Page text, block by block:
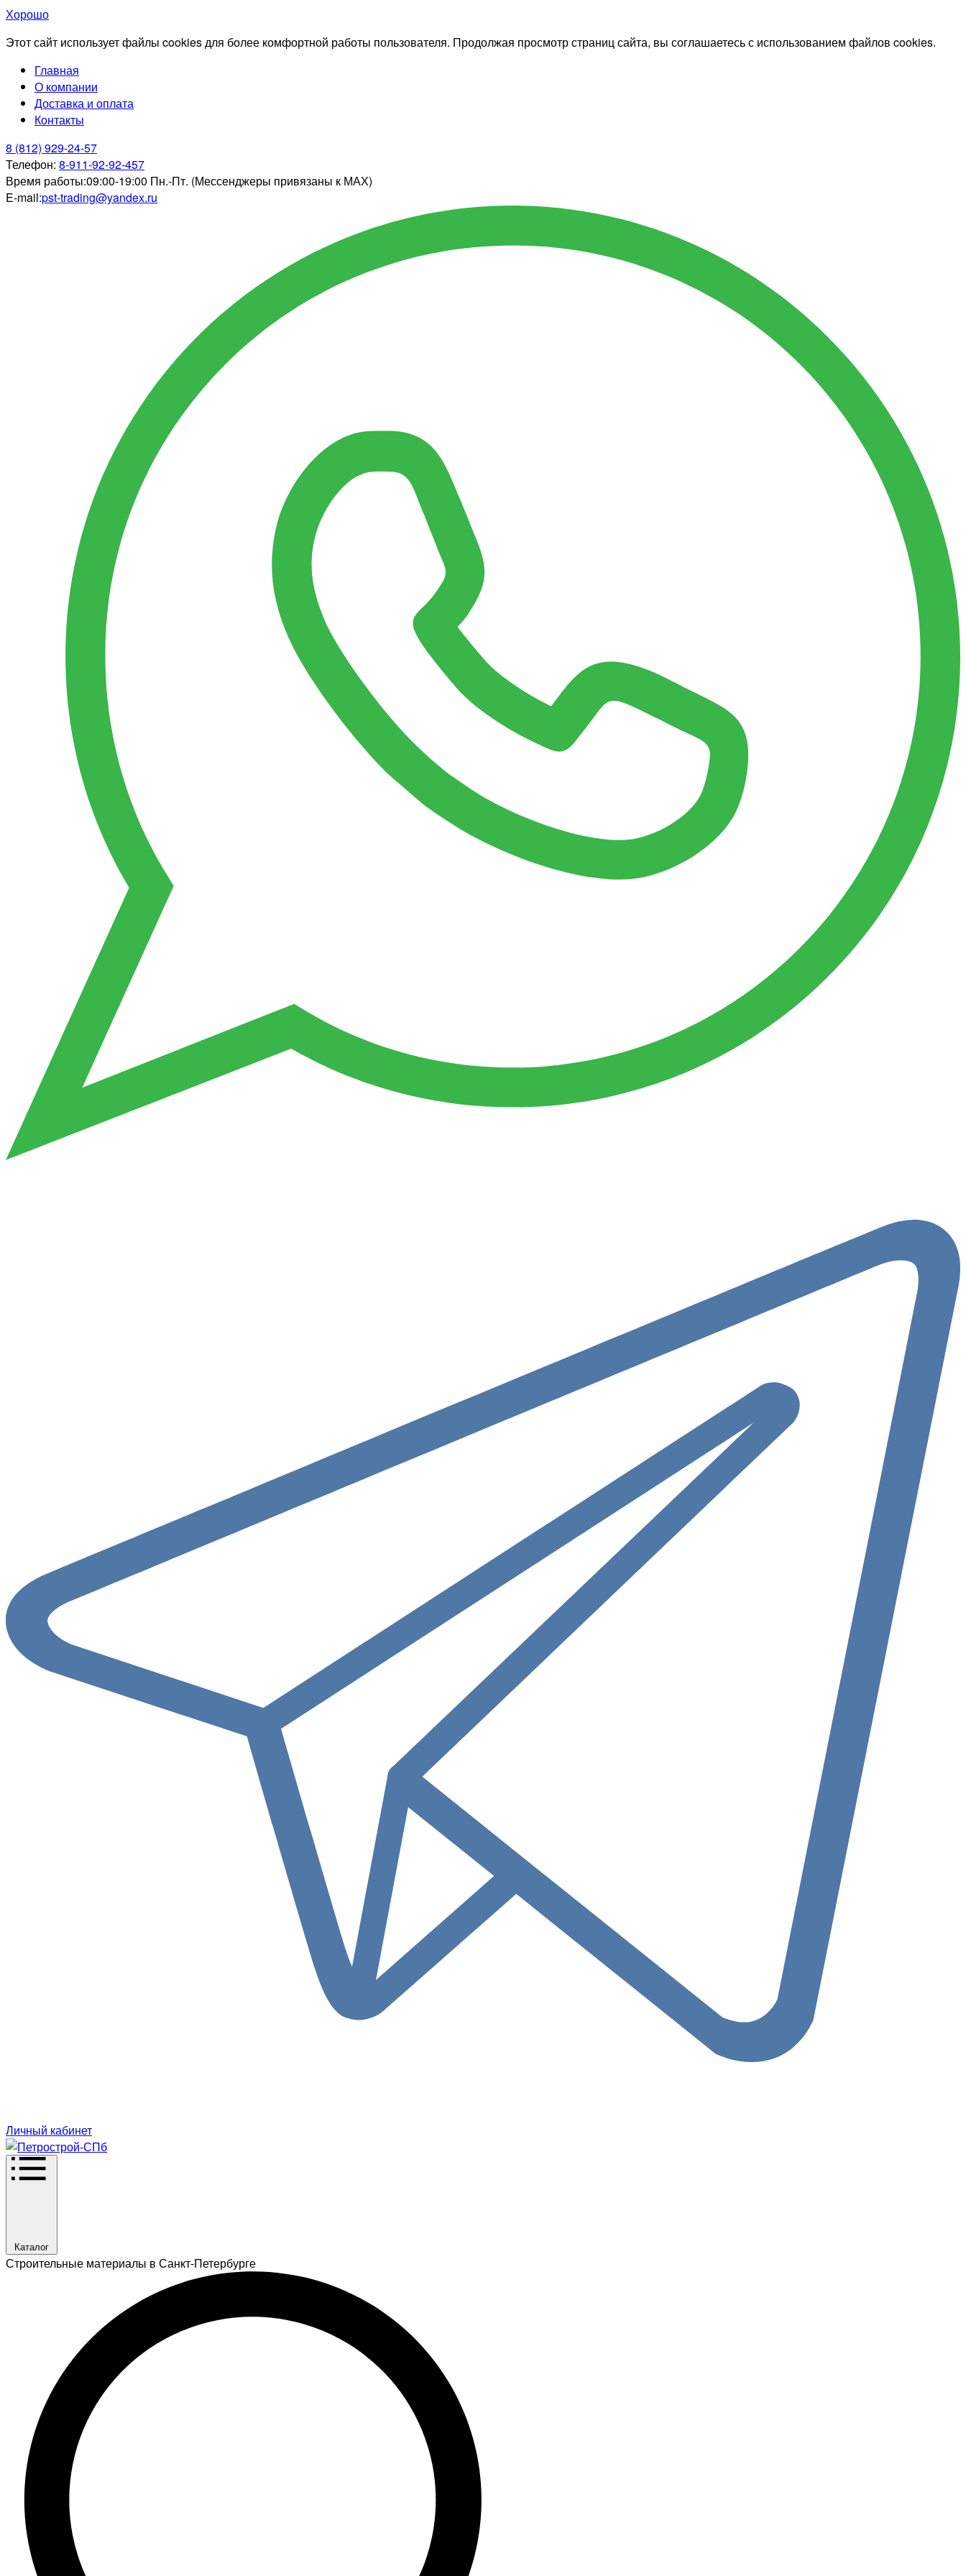
Хорошо
Этот сайт использует файлы cookies для более комфортной работы пользователя. Продолжая просмотр страниц сайта, вы соглашаетесь с использованием файлов cookies.
Главная
О компании
Доставка и оплата
Контакты
8 (812) 929-24-57
Телефон: 8-911-92-92-457
Время работы:09:00-19:00 Пн.-Пт. (Мессенджеры привязаны к МАХ)
E-mail:pst-trading@yandex.ru
Личный кабинет
Каталог
Строительные материалы в Санкт-Петербурге